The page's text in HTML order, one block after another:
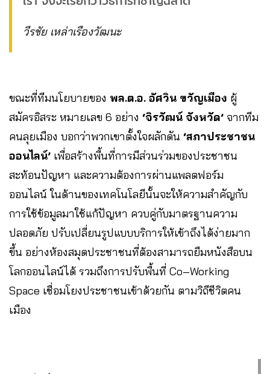
วีรชัย เหล่าเรืองวัฒนะ
ขณะที่ทีมนโยบายของ พล.ต.อ. อัศวิน ขวัญเมือง ผู้
สมัครอิสระ หมายเลข 6 อย่าง ‘จิรวัฒน์ จังหวัด’ จากทีม
คนลุยเมือง บอกว่าพวกเขาตั้งใจผลักดัน ‘สภาประชาชน
ออนไลน์’ เพื่อสร้างพื้นที่การมีส่วนร่วมของประชาชน
สะท้อนปัญหา และความต้องการผ่านแพลตฟอร์ม
ออนไลน์ ในด้านของเทคโนโลยีนั้นจะให้ความสำคัญกับ
การใช้ข้อมูลมาใช้แก้ปัญหา ควบคู่กับมาตรฐานความ
ปลอดภัย ปรับเปลี่ยนรูปแบบบริการให้เข้าถึงได้ง่ายมาก
ขึ้น อย่างห้องสมุดประชาชนที่ต้องสามารถยืมหนังสือบน
โลกออนไลน์ได้ รวมถึงการปรับพื้นที่ Co–Working
Space เชื่อมโยงประชาชนเข้าด้วยกัน ตามวิถีชีวิตคน
เมือง